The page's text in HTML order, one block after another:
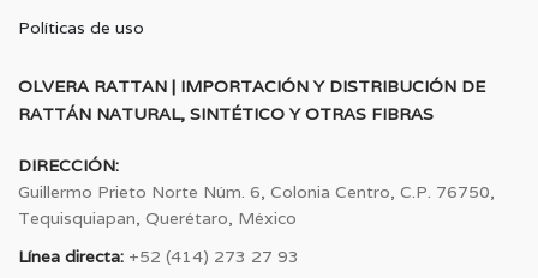
Políticas de uso
OLVERA RATTAN | IMPORTACIÓN Y DISTRIBUCIÓN DE
RATTÁN NATURAL, SINTÉTICO Y OTRAS FIBRAS
DIRECCIÓN:
Guillermo Prieto Norte Núm. 6, Colonia Centro, C.P. 76750,
Tequisquiapan, Querétaro, México
Línea directa: +52 (414) 273 27 93